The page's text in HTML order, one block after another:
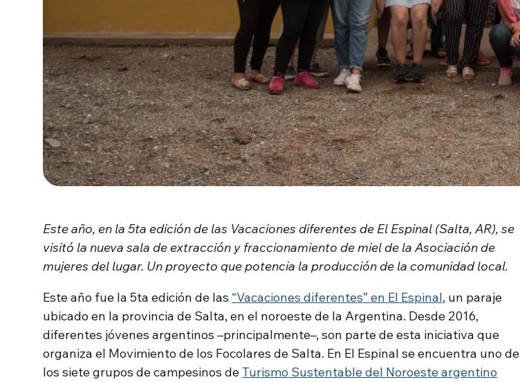
Este año, en la 5ta edición de las Vacaciones diferentes de El Espinal (Salta, AR), se
visitó la nueva sala de extracción y fraccionamiento de miel de la Asociación de
mujeres del lugar. Un proyecto que potencia la producción de la comunidad local.
Este año fue la 5ta edición de las “Vacaciones diferentes” en El Espinal, un paraje
ubicado en la provincia de Salta, en el noroeste de la Argentina. Desde 2016,
diferentes jóvenes argentinos –principalmente–, son parte de esta iniciativa que
organiza el Movimiento de los Focolares de Salta. En El Espinal se encuentra uno de
los siete grupos de campesinos deTurismo Sustentable del Noroeste argentino